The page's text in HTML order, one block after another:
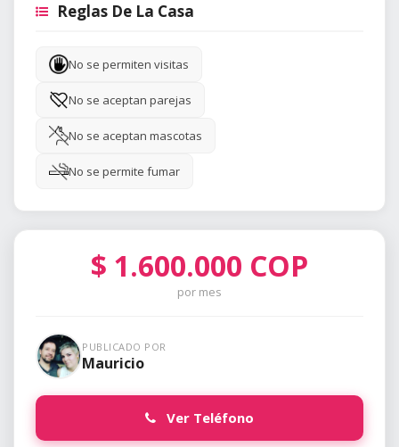
Reglas De La Casa
No se permiten visitas
No se aceptan parejas
No se aceptan mascotas
No se permite fumar
$ 1.600.000 COP
por mes
PUBLICADO POR
Mauricio
Ver Teléfono